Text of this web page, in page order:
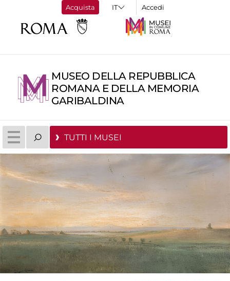
Acquista Accedi
MUSEO DELLA REPUBBLICA
ROMANA E DELLA MEMORIA
GARIBALDINA
TUTTI I MUSEI